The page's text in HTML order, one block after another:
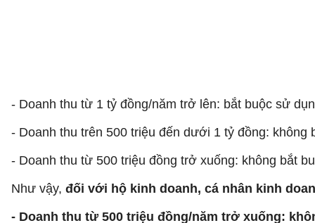
- Doanh thu từ 1 tỷ đồng/năm trở lên: bắt buộc sử
- Doanh thu trên 500 triệu đến dưới 1 tỷ đồng:
- Doanh thu từ 500 triệu đồng trở xuống: không bắt
Như vậy, đối với hộ kinh doanh, cá nhân kinh
- Doanh thu từ 500 triệu đồng/năm trở xuống: